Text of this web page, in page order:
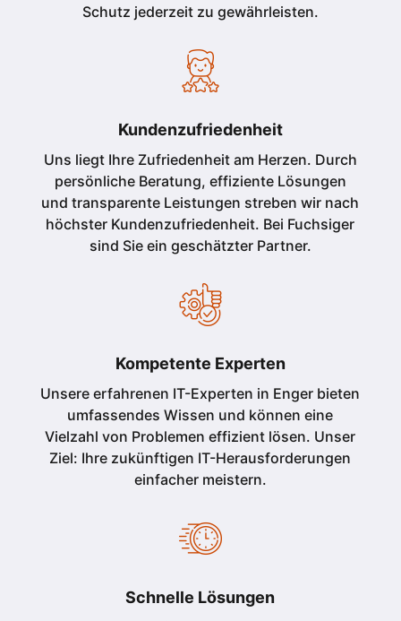
Schutz jederzeit zu gewährleisten.
Kundenzufriedenheit
Uns liegt Ihre Zufriedenheit am Herzen. Durch
persönliche Beratung, effiziente Lösungen
und transparente Leistungen streben wir nach
höchster Kundenzufriedenheit. Bei Fuchsiger
sind Sie ein geschätzter Partner.
Kompetente Experten
Unsere erfahrenen IT-Experten in Enger bieten
umfassendes Wissen und können eine
Vielzahl von Problemen effizient lösen. Unser
Ziel: Ihre zukünftigen IT-Herausforderungen
einfacher meistern.
Schnelle Lösungen